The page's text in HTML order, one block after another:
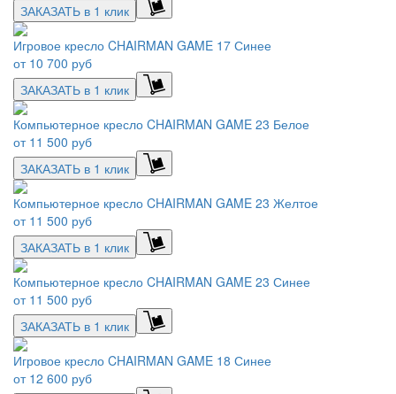
ЗАКАЗАТЬ в 1 клик
Игровое кресло CHAIRMAN GAME 17 Синее
от10 700 руб
ЗАКАЗАТЬ в 1 клик
Компьютерное кресло CHAIRMAN GAME 23 Белое
от11 500 руб
ЗАКАЗАТЬ в 1 клик
Компьютерное кресло CHAIRMAN GAME 23 Желтое
от11 500 руб
ЗАКАЗАТЬ в 1 клик
Компьютерное кресло CHAIRMAN GAME 23 Синее
от11 500 руб
ЗАКАЗАТЬ в 1 клик
Игровое кресло CHAIRMAN GAME 18 Синее
от12 600 руб